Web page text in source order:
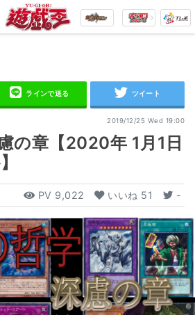
2019/12/25 Wed 19:00
の章【2020年 1月1日
PV 9,022 いいね 51 -